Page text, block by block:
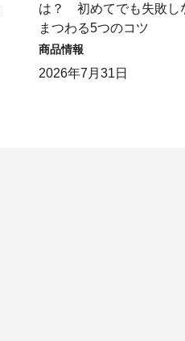
は？ 初めてでも失敗し
まつわる5つのコツ
商品情報
2026年7月31日